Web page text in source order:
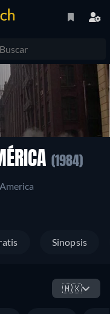
(1984)
Sinopsis
🇲🇽